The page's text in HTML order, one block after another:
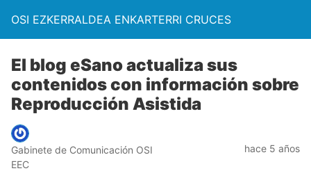
OSI EZKERRALDEA ENKARTERRI CRUCES
El blog eSano actualiza sus
contenidos con información sobre
Reproducción Asistida
Gabinete de Comunicación OSI
EEC
hace 5 años